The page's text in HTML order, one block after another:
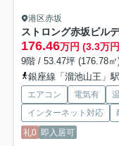
港区赤坂
ストロング赤坂ビル
176.46万円 (3.3万
9階 / 53.47坪 (176.78
銀座線「溜池山王」
エアコン 電気有
インターネット対応
礼0 即入居可